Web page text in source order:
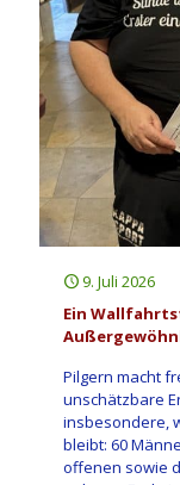
9. Juli 2026
Ein
Pilgern macht
unschätzbare
insbesondere,
bleibt: 60
offenen sowie